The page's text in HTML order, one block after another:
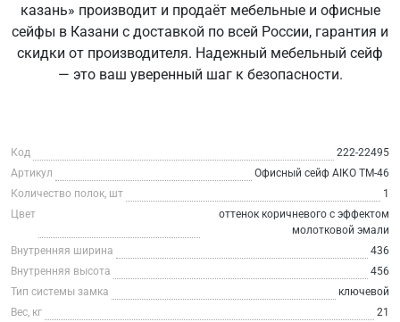
казань» производит и продаёт мебельные и офисные
сейфы в Казани с доставкой по всей России, гарантия и
скидки от производителя. Надежный мебельный сейф
— это ваш уверенный шаг к безопасности.
Код
222-22495
Артикул
Офисный сейф AIKO ТМ-46
Количество полок, шт
1
Цвет
оттенок коричневого с эффектом
молотковой эмали
Внутренняя ширина
436
Внутренняя высота
456
Тип системы замка
ключевой
Вес, кг
21